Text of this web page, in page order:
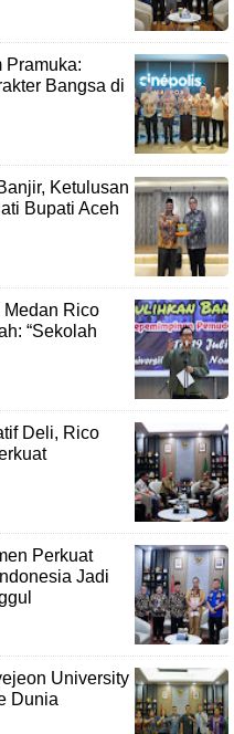
Pramuka:
Bangsa di
Ketulusan
Bupati Aceh
Medan Rico
“Sekolah
Deli, Rico
Perkuat
Jadi
University
Dunia